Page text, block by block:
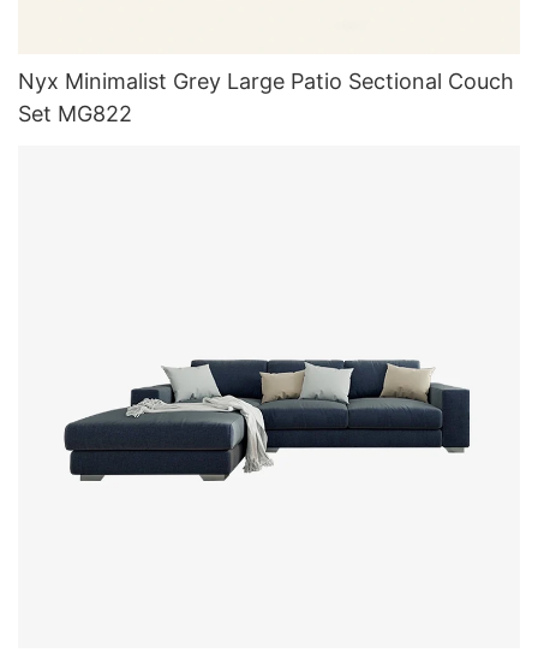
Nyx Minimalist Grey Large Patio Sectional Couch
Set MG822